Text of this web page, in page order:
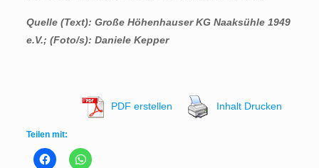
Quelle (Text): Große Höhenhauser KG Naaksühle 1949
e.V.; (Foto/s): Daniele Kepper
PDF erstellen Inhalt Drucken
Teilen mit: